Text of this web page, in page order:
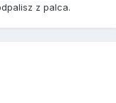
z palca.